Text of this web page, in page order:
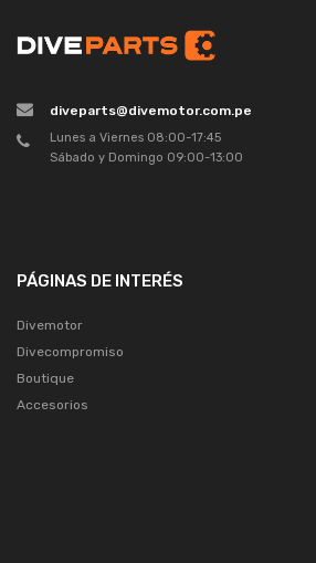
diveparts@divemotor.com.pe
Lunes a Viernes 08:00-17:45
Sábado y Domingo 09:00-13:00
PÁGINAS DE INTERÉS
Divemotor
Divecompromiso
Boutique
Accesorios